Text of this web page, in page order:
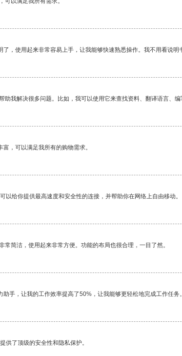
，使用起来非常容易上手，让我能够快速熟悉操作。我不用看说明
助我解决很多问题。比如，我可以使用它来查找资料、翻译语言、编
，可以满足我所有的购物需求。
以给你提供最高速度和安全性的连接，并帮助你在网络上自由移动。
常简洁，使用起来非常方便。功能的布局也很合理，一目了然。
手，让我的工作效率提高了50%，让我能够更轻松地完成工作任务。
供了顶级的安全性和隐私保护。